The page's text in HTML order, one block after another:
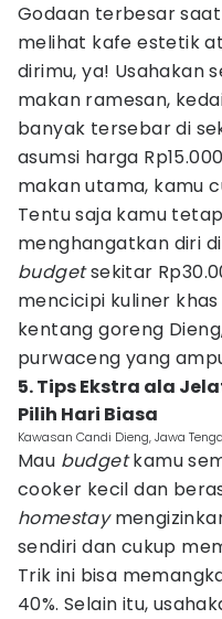
Godaan terbesar
melihat kafe estetik
dirimu, ya! Usahakan
makan ramesan,
banyak tersebar di
asumsi harga
makan utama, kamu
Tentu saja kamu
menghangatkan diri
budgetsekitar
mencicipi kuliner
kentang goreng
purwaceng yang
5. Tips Ekstra ala
Pilih Hari Biasa
Kawasan Candi Dieng, Jawa
Mau budgetkamu
cooker kecil dan
homestay
sendiri dan cukup
Trik ini bisa
40%. Selain itu,